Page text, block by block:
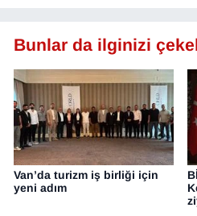
Bunlar da ilginizi
Van’da turizm iş birliği için
yeni adım